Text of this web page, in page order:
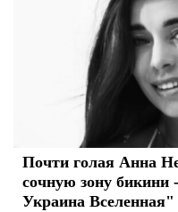
Почти голая Анна
сочную зону
Украина Вселенная"